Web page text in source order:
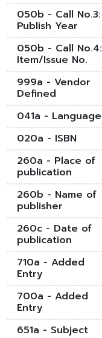
050b - Call No.3:
Publish Year
050b - Call No.4:
Item/Issue No.
999a - Vendor
Defined
041a - Language
020a - ISBN
260a - Place of
publication
260b - Name of
publisher
260c - Date of
publication
710a - Added
Entry
700a - Added
Entry
651a - Subject